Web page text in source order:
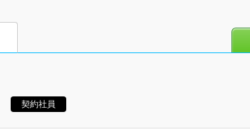
契約社員